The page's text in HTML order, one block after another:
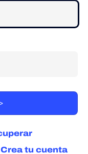
Crea tu cuenta